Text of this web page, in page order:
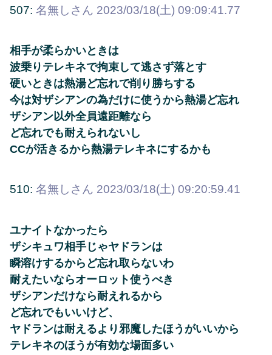
507: 名無しさん 2023/03/18(土) 09:09:41.77
相手が柔らかいときは
波乗りテレキネで拘束して逃さず落とす
硬いときは熱湯ど忘れで削り勝ちする
今は対ザシアンの為だけに使うから熱湯ど忘れ
ザシアン以外全員遠距離なら
ど忘れでも耐えられないし
CCが活きるから熱湯テレキネにするかも
510: 名無しさん 2023/03/18(土) 09:20:59.41
ユナイトなかったら
ザシキュワ相手じゃヤドランは
瞬溶けするからど忘れ取らないわ
耐えたいならオーロット使うべき
ザシアンだけなら耐えれるから
ど忘れでもいいけど、
ヤドランは耐えるより邪魔したほうがいいから
テレキネのほうが有効な場面多い